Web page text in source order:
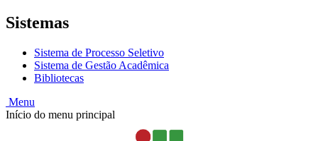
Sistemas
Sistema de Processo Seletivo
Sistema de Gestão Acadêmica
Bibliotecas
Menu
Início do menu principal